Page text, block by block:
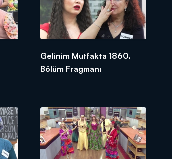
Gelinim Mutfakta 1860.
Bölüm Fragmanı